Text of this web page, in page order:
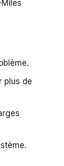
plus de